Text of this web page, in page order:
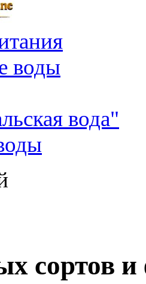
воды
вода"
сортов и